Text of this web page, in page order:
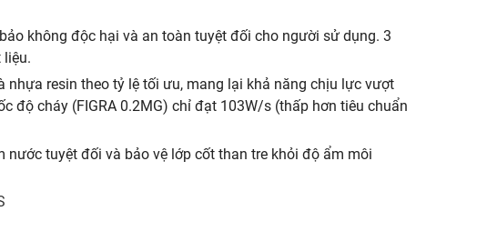
không độc hại và an toàn tuyệt đối cho người sử dụng. 3
liệu.
resin theo tỷ lệ tối ưu, mang lại khả năng chịu lực vượt
độ cháy (FIGRA 0.2MG) chỉ đạt 103W/s (thấp hơn tiêu chuẩn
tuyệt đối và bảo vệ lớp cốt than tre khỏi độ ẩm môi